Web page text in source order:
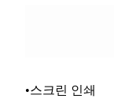
•스크린 인쇄